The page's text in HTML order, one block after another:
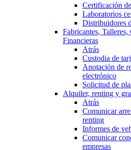
Certificación
Laboratorios
Distribuidores
Fabricantes,
Financieras
Atrás
Custodia de
Anotación de
electrónico
Solicitud de
Alquiler, renting y
Atrás
Comunicar
renting
Informes de
Comunicar
empresas